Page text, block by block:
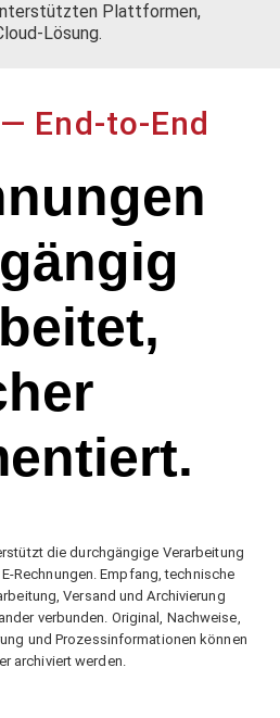
Plattformen,
Lösung.
End-to-End
die durchgängige Verarbeitung
Rechnungen. Empfang, technische
Versand und Archivierung
verbunden. Original, Nachweise,
und Prozessinformationen können
archiviert werden.